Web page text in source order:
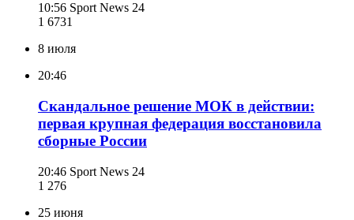
10:56 Sport News 24
1 6731
8 июля
20:46
Скандальное решение МОК в действии:
первая крупная федерация восстановила
сборные России
20:46 Sport News 24
1 276
25 июня